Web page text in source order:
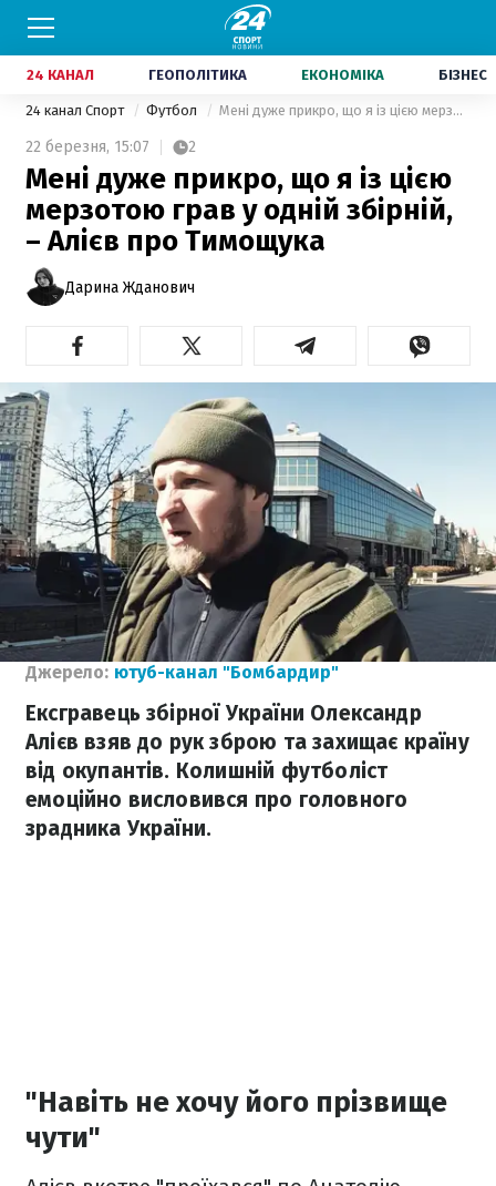
24 КАНАЛ ГЕОПОЛІТИКА ЕКОНОМІКА БІЗНЕС
24 канал Спорт Футбол Мені дуже прикро, що я із цією мерзотою грав у одній збірній, – Алієв про Тимощука
22 березня, 15:07 2
Мені дуже прикро, що я із цією
мерзотою грав у одній збірній,
– Алієв про Тимощука
Дарина Жданович
Джерело: ютуб-канал "Бомбардир"
Ексгравець збірної України Олександр
Алієв взяв до рук зброю та захищає країну
від окупантів. Колишній футболіст
емоційно висловився про головного
зрадника України.
"Навіть не хочу його прізвище
чути"